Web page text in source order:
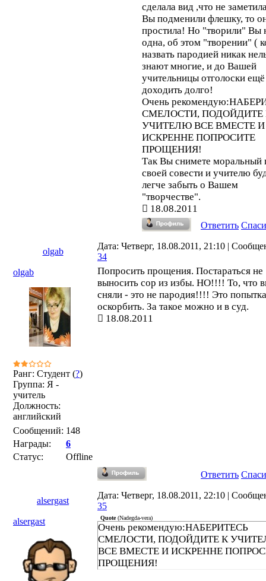
сделала вид ,что не
Вы подменили флешку, то
простила! Но "творили" Вы
одна, об этом "творении" (
назвать пародией никак
знают многие, и до Вашей
учительницы отголоски ещё
доходить долго!
Очень
СМЕЛОСТИ, ПОДОЙДИТЕ
УЧИТЕЛЮ ВСЕ ВМЕСТЕ И
ИСКРЕННЕ ПОПРОСИТЕ
ПРОЩЕНИЯ!
Так Вы снимете моральный
своей совести и учителю
легче забыть о Вашем
"творчестве".
18.08.2011
Ответить
olgab
Дата: Четверг, 18.08.2011, 21:10 |
34
olgab
Ранг: Студент (?)
Группа: Я -
учитель
Должность:
английский
Сообщений: 148
Награды:
6
Статус:
Offline
Попросить прощения. Постараться не
выносить сор из избы. НО!!!! То, что
сняли - это не пародия!!!! Это попытка
оскорбить. За такое можно и в суд.
18.08.2011
Ответить
alsergast
Дата: Четверг, 18.08.2011, 22:10 |
35
alsergast
Quote(Nadegda-vera)
Очень рекомендую:НАБЕРИТЕСЬ
СМЕЛОСТИ, ПОДОЙДИТЕ К
ВСЕ ВМЕСТЕ И ИСКРЕННЕ
ПРОЩЕНИЯ!